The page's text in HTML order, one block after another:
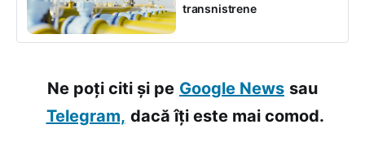
transnistrene
Ne poți citi și pe Google News sau
Telegram, dacă îți este mai comod.